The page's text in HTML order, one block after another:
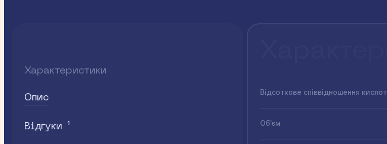
Характеристики
Опис
Відгуки 1
Відсоткове співвідношення кислот
Об’єм